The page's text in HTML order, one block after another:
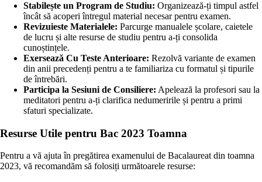
Stabilește un Program de Studiu: Organizează-ți timpul astfel
încât să acoperi întregul material necesar pentru examen.
Revizuieste Materialele: Parcurge manualele școlare, caietele
de lucru și alte resurse de studiu pentru a-ți consolida
cunoștințele.
Exersează Cu Teste Anterioare: Rezolvă variante de examen
din anii precedenți pentru a te familiariza cu formatul și tipurile
de întrebări.
Participa la Sesiuni de Consiliere: Apelează la profesori sau la
meditatori pentru a-ți clarifica nedumeririle și pentru a primi
sfaturi specializate.
Resurse Utile pentru Bac 2023 Toamna
Pentru a vă ajuta în pregătirea examenului de Bacalaureat din toamna
2023, vă recomandăm să folosiți următoarele resurse: